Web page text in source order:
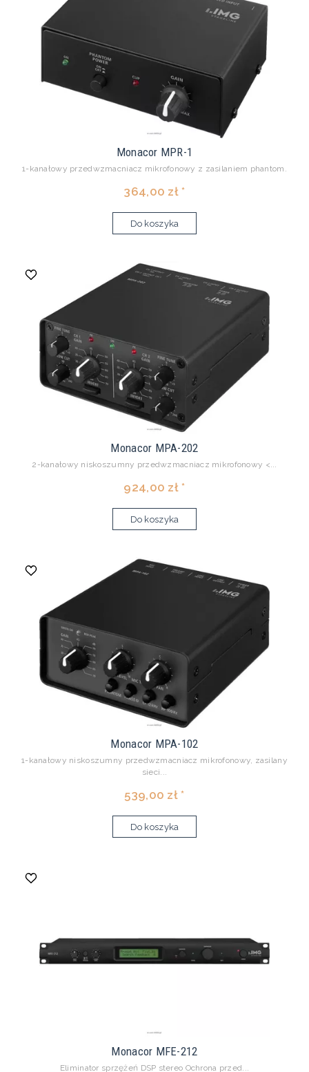
Monacor MPR-1
1-kanałowy przedwzmacniacz mikrofonowy z zasilaniem phantom.
364,00 zł *
Do koszyka
Monacor MPA-202
2-kanałowy niskoszumny przedwzmacniacz mikrofonowy <...
924,00 zł *
Do koszyka
Monacor MPA-102
1-kanałowy niskoszumny przedwzmacniacz mikrofonowy, zasilany
sieci...
539,00 zł *
Do koszyka
Monacor MFE-212
Eliminator sprzężeń DSP stereo Ochrona przed...